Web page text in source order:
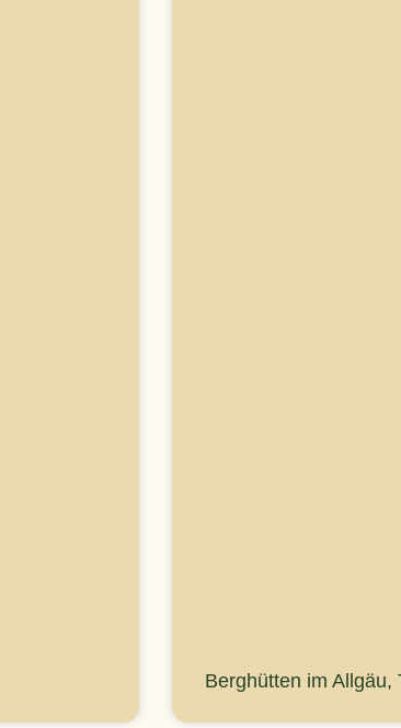
Berghütten im Allgäu,